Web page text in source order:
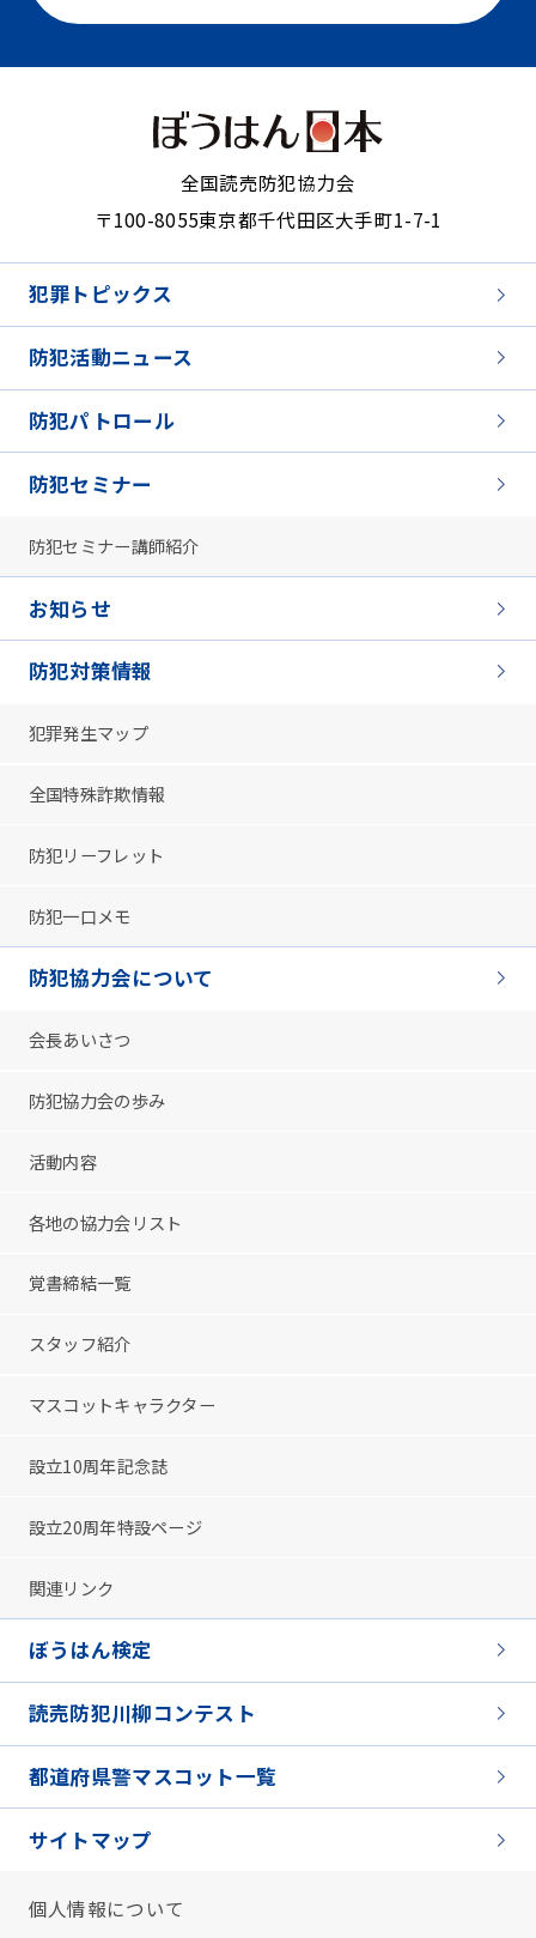
全国読売防犯協力会
〒100-8055東京都千代田区大手町1-7-1
犯罪トピックス
防犯活動ニュース
防犯パトロール
防犯セミナー
防犯セミナー講師紹介
お知らせ
防犯対策情報
犯罪発生マップ
全国特殊詐欺情報
防犯リーフレット
防犯一口メモ
防犯協力会について
会長あいさつ
防犯協力会の歩み
活動内容
各地の協力会リスト
覚書締結一覧
スタッフ紹介
マスコットキャラクター
設立10周年記念誌
設立20周年特設ページ
関連リンク
ぼうはん検定
読売防犯川柳コンテスト
都道府県警マスコット一覧
サイトマップ
個人情報について